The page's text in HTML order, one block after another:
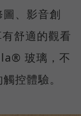
、影音創
舒適的觀看
玻璃，不
控體驗。